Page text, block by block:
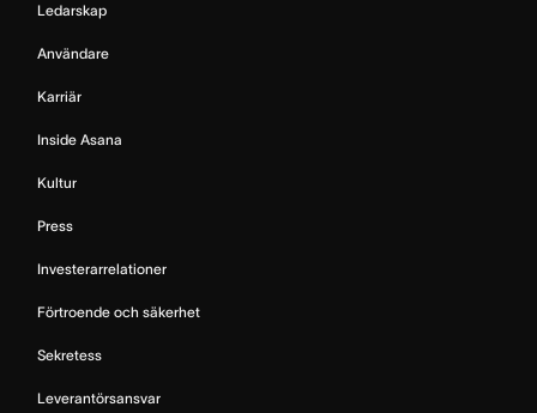
Ledarskap
Användare
Karriär
Inside Asana
Kultur
Press
Investerarrelationer
Förtroende och säkerhet
Sekretess
Leverantörsansvar